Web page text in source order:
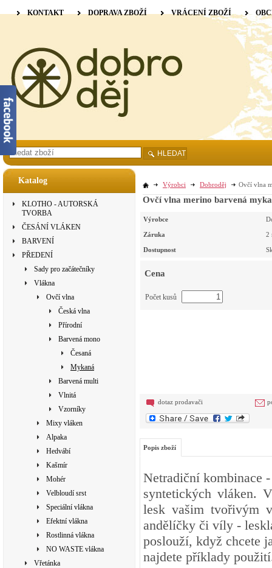
Katalog
KLOTHO - AUTORSKÁ
TVORBA
ČESÁNÍ VLÁKEN
BARVENÍ
PŘEDENÍ
Sady pro začátečníky
Vlákna
Ovčí vlna
Česká vlna
Přírodní
Barvená mono
Česaná
Mykaná
Barvená multi
Vlnitá
Vzorníky
Mixy vláken
Alpaka
Hedvábí
Kašmír
Mohér
Velbloudí srst
Speciální vlákna
Efektní vlákna
Rostlinná vlákna
NO WASTE vlákna
Vřetánka
Výrobci Dobroděj Ovčí vlna
Ovčí vlna merino barvená
Výrobce
Záruka 2
Dostupnost
Cena
Počet kusů
dotaz prodavači
Popis zboží
Netradiční kombinace
syntetických vláken.
lesk vašim tvořivým
andělíčky či víly -
poslouží, když chcete
najdete příklady
KONTAKT DOPRAVA ZBOŽÍ VRÁCENÍ ZBOŽÍ
HLEDAT